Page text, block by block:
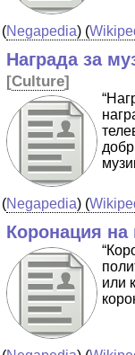
(Negapedia) (
Награда за
[Culture]
(Negapedia) (
Коронация на
или